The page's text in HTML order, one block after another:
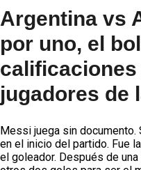
Argentina vs
por uno, el
calificaciones
jugadores de
Messi juega sin documento.
en el inicio del partido. Fue
el goleador. Después de